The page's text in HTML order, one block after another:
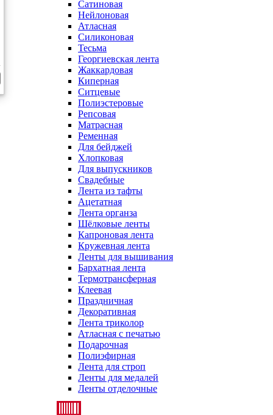
Сатиновая
Нейлоновая
Атласная
Силиконовая
Тесьма
Георгиевская лента
Жаккардовая
Киперная
Ситцевые
Полиэстеровые
Репсовая
Матрасная
Ременная
Для бейджей
Хлопковая
Для выпускников
Свадебные
Лента из тафты
Ацетатная
Лента органза
Шёлковые ленты
Капроновая лента
Кружевная лента
Ленты для вышивания
Бархатная лента
Термотрансферная
Клеевая
Праздничная
Декоративная
Лента триколор
Атласная с печатью
Подарочная
Полиэфирная
Лента для строп
Ленты для медалей
Ленты отделочные